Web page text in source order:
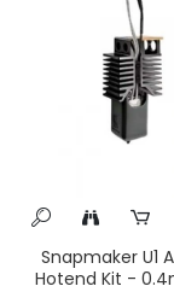
Snapmaker U1
Hotend Kit -